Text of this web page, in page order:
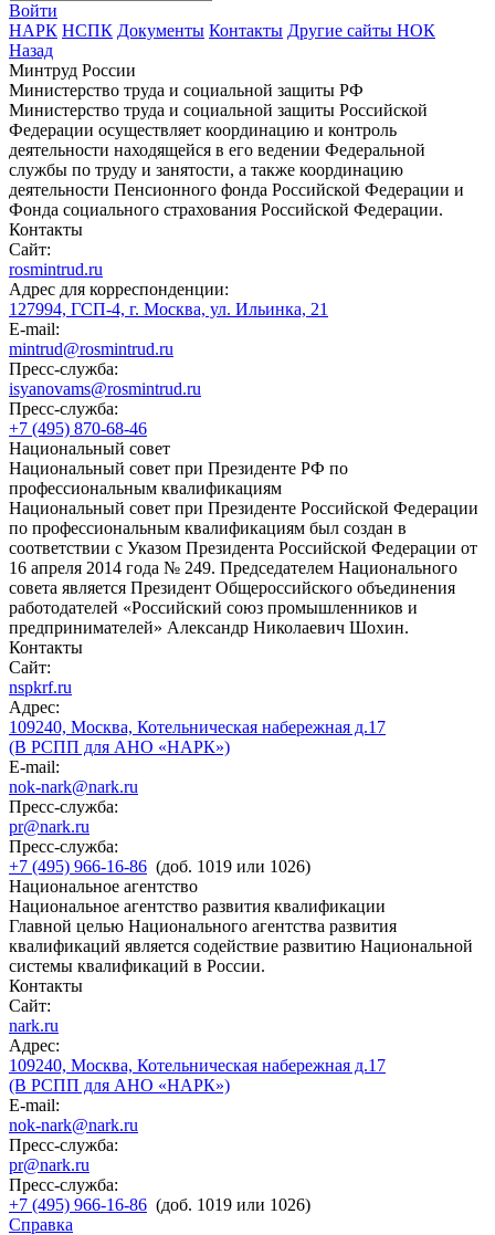
Войти
НАРК НСПК Документы Контакты Другие сайты НОК
Назад
Минтруд России
Министерство труда и социальной защиты РФ
Министерство труда и социальной защиты Российской
Федерации осуществляет координацию и контроль
деятельности находящейся в его ведении Федеральной
службы по труду и занятости, а также координацию
деятельности Пенсионного фонда Российской Федерации и
Фонда социального страхования Российской Федерации.
Контакты
Сайт:
rosmintrud.ru
Адрес для корреспонденции:
127994, ГСП-4, г. Москва, ул. Ильинка, 21
E-mail:
mintrud@rosmintrud.ru
Пресс-служба:
isyanovams@rosmintrud.ru
Пресс-служба:
+7 (495) 870-68-46
Национальный совет
Национальный совет при Президенте РФ по
профессиональным квалификациям
Национальный совет при Президенте Российской Федерации
по профессиональным квалификациям был создан в
соответствии с Указом Президента Российской Федерации от
16 апреля 2014 года № 249. Председателем Национального
совета является Президент Общероссийского объединения
работодателей «Российский союз промышленников и
предпринимателей» Александр Николаевич Шохин.
Контакты
Сайт:
nspkrf.ru
Адрес:
109240, Москва, Котельническая набережная д.17
(В РСПП для АНО «НАРК»)
E-mail:
nok-nark@nark.ru
Пресс-служба:
pr@nark.ru
Пресс-служба:
+7 (495) 966-16-86 (доб. 1019 или 1026)
Национальное агентство
Национальное агентство развития квалификации
Главной целью Национального агентства развития
квалификаций является содействие развитию Национальной
системы квалификаций в России.
Контакты
Сайт:
nark.ru
Адрес:
109240, Москва, Котельническая набережная д.17
(В РСПП для АНО «НАРК»)
E-mail:
nok-nark@nark.ru
Пресс-служба:
pr@nark.ru
Пресс-служба:
+7 (495) 966-16-86 (доб. 1019 или 1026)
Справка